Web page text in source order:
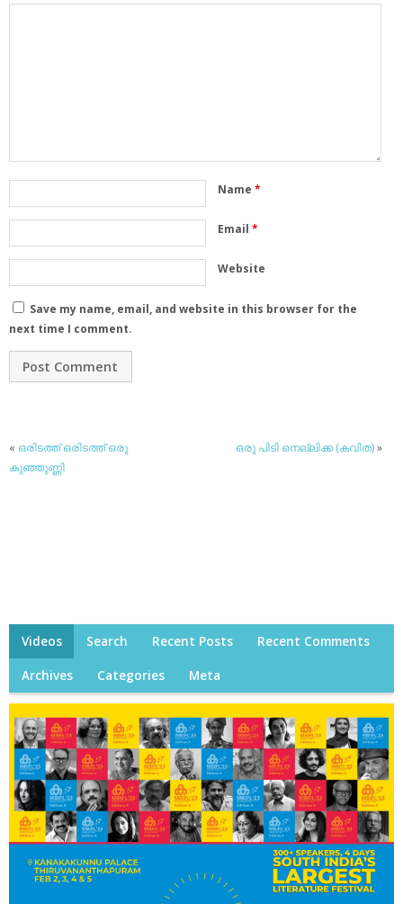
Name *
Email *
Website
Save my name, email, and website in this browser for the
next time I comment.
« ഒരിടത്ത് ഒരിടത്ത് ഒരു
കുഞ്ഞുണ്ണി
ഒരു പിടി നെല്ലിക്ക (കവിത)»
Videos Search Recent Posts Recent Comments
Archives Categories Meta